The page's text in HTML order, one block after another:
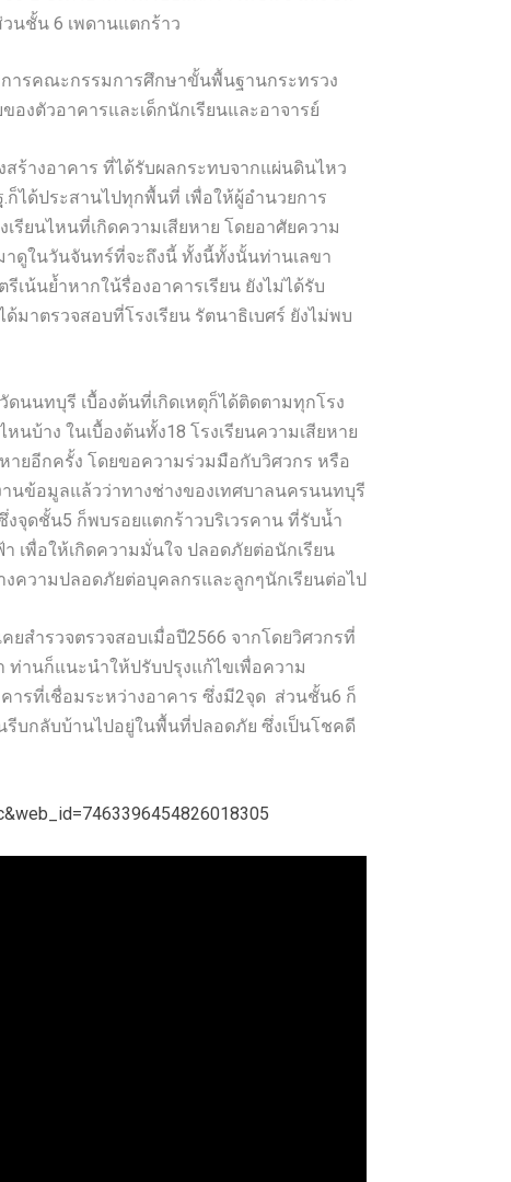
นชั้น 6 เพดานแตกร้าว
ารคณะกรรมการศึกษาขั้นพื้นฐานกระทรวง
งตัวอาคารและเด็กนักเรียนและอาจารย์
ร้างอาคาร ที่ได้รับผลกระทบจากแผ่นดินไหว
ก็ได้ประสานไปทุกพื้นที่ เพื่อให้ผู้อำนวยการ
รียนไหนที่เกิดความเสียหาย โดยอาศัยความ
าดูในวันจันทร์ที่จะถึงนี้ ทั้งนี้ทั้งนั้นท่านเลขา
เน้นย้ำหากใน้รื่องอาคารเรียน ยังไม่ได้รับ
าตรวจสอบที่โรงเรียน รัตนาธิเบศร์ ยังไม่พบ
นนทบุรี เบื้องต้นที่เกิดเหตุก็ได้ติดตามทุกโรง
นบ้าง ในเบื้องต้นทั้ง18 โรงเรียนความเสียหาย
ายอีกครั้ง โดยขอความร่วมมือกับวิศวกร หรือ
านข้อมูลแล้วว่าทางช่างของเทศบาลนครนนทบุรี
จุดชั้น5 ก็พบรอยแตกร้าวบริเวรคาน ที่รับน้ำ
เพื่อให้เกิดความมั่นใจ ปลอดภัยต่อนักเรียน
ความปลอดภัยต่อบุคลกรและลูกๆนักเรียนต่อไป
สำรวจตรวจสอบเมื่อปี2566 จากโดยวิศวกรที่
านก็แนะนำให้ปรับปรุงแก้ไขเพื่อความ
ารที่เชื่อมระหว่างอาคาร ซึ่งมี2จุด ส่วนชั้น6 ก็
รีบกลับบ้านไปอยู่ในพื้นที่ปลอดภัย ซึ่งเป็นโชคดี